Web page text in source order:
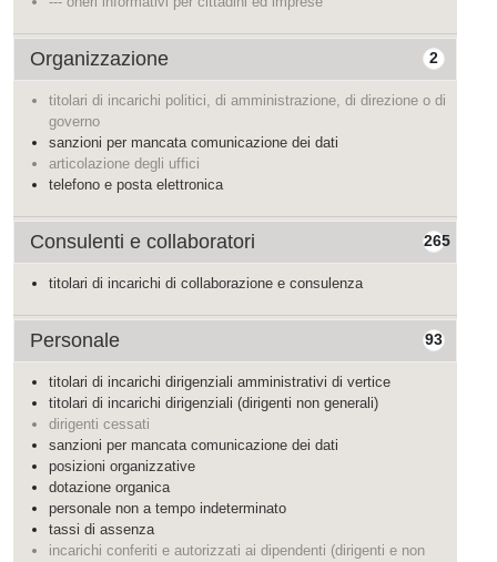
2
Organizzazione
titolari di incarichi politici, di amministrazione, di direzione o di
governo
sanzioni per mancata comunicazione dei dati
articolazione degli uffici
telefono e posta elettronica
265
Consulenti e collaboratori
titolari di incarichi di collaborazione e consulenza
93
Personale
titolari di incarichi dirigenziali amministrativi di vertice
titolari di incarichi dirigenziali (dirigenti non generali)
dirigenti cessati
sanzioni per mancata comunicazione dei dati
posizioni organizzative
dotazione organica
personale non a tempo indeterminato
tassi di assenza
incarichi conferiti e autorizzati ai dipendenti (dirigenti e non